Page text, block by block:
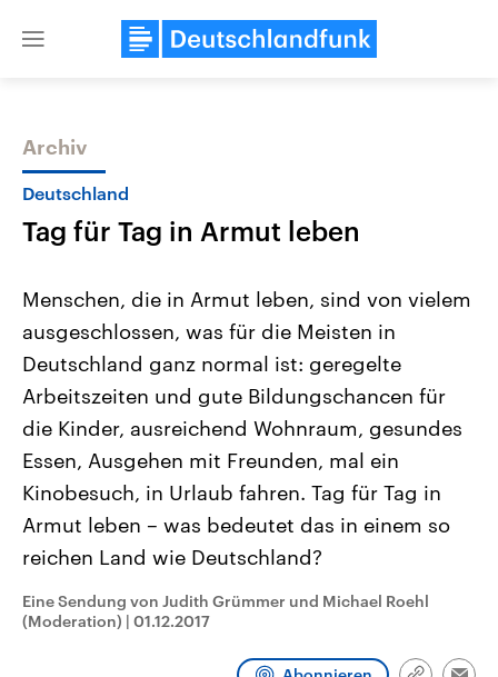
Close
Themen
Landtagswahl Sachsen-Anhalt
2026
Alle Informationen
Sachsen-Anhalt wählt am 6.
September 2026 einen neuen
Landtag. Seit 2021 wird das
Bundesland von einer Koalition aus
Umfragen, Prognosen,
Wahlprogramme, aktuelle Berichte
und Hintergründe zu den Parteien
Wahl.
Aktuelle Beiträge,
Hintergründe
Wirtschaftlich und
gehören die Vereinigten
den mächtigsten Ländern
mit großem Einfluss auf
Sendungen Programm Podcasts
Audio-Archiv
Archiv
Deutschland
Tag für Tag in Armut leben
Menschen, die in Armut leben, sind von vielem
ausgeschlossen, was für die Meisten in
Deutschland ganz normal ist: geregelte
Arbeitszeiten und gute Bildungschancen für
die Kinder, ausreichend Wohnraum, gesundes
Essen, Ausgehen mit Freunden, mal ein
Kinobesuch, in Urlaub fahren. Tag für Tag in
Armut leben – was bedeutet das in einem so
reichen Land wie Deutschland?
Eine Sendung von Judith Grümmer und Michael Roehl
(Moderation) | 01.12.2017